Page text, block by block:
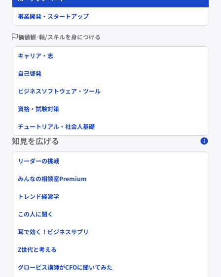
事業開発・スタートアップ
価値観･軸/スキルを身につける
キャリア・志
自己啓発
ビジネスソフトウェア・ツール
資格・試験対策
チュートリアル・社会人基礎
知見を広げる
リーダーの挑戦
みんなの相談室Premium
トレンド経営学
この人に聞く
耳で効く！ビジネスサプリ
Z世代と考える
グロービス講師がCFOに聞いてみた